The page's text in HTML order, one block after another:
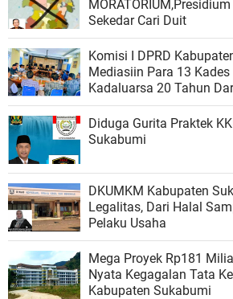
Sekedar Cari Duit
Komisi I DPRD
Mediasiin Para 13 Kades
Kadaluarsa 20 Tahun
Tuntut Pembaharuan
Diduga Gurita Praktek
Sukabumi
DKUMKM Kabupaten
Legalitas, Dari Halal
Pelaku Usaha
Mega Proyek Rp181
Nyata Kegagalan Tata
Kabupaten Sukabumi